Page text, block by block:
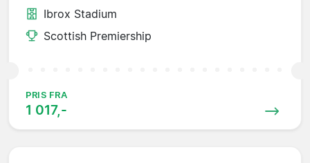
Ibrox Stadium
Scottish Premiership
PRIS FRA
1 017,-